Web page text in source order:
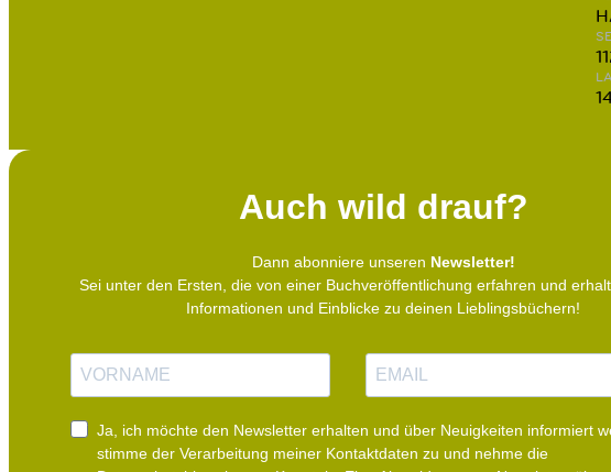
Auch wild drauf?
Dann abonniere unseren Newsletter!
Sei unter den Ersten, die von einer Buchveröffentlichung erfahren und
Informationen und Einblicke zu deinen Lieblingsbüchern!
m
M
i
l
Ja, ich möchte den Newsletter erhalten und über Neuigkeiten informiert
stimme der Verarbeitung meiner Kontaktdaten zu und nehme die